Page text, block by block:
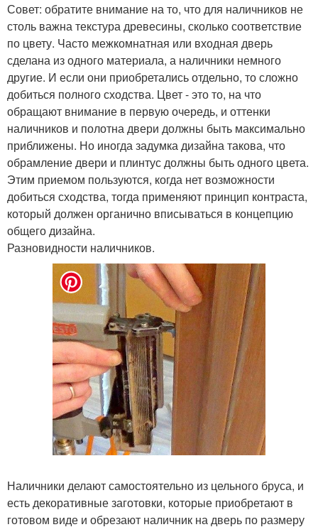
Совет: обратите внимание на то, что для наличников не
столь важна текстура древесины, сколько соответствие
по цвету. Часто межкомнатная или входная дверь
сделана из одного материала, а наличники немного
другие. И если они приобретались отдельно, то сложно
добиться полного сходства. Цвет - это то, на что
обращают внимание в первую очередь, и оттенки
наличников и полотна двери должны быть максимально
приближены. Но иногда задумка дизайна такова, что
обрамление двери и плинтус должны быть одного цвета.
Этим приемом пользуются, когда нет возможности
добиться сходства, тогда применяют принцип контраста,
который должен органично вписываться в концепцию
общего дизайна.
Разновидности наличников.
Наличники делают самостоятельно из цельного бруса, и
есть декоративные заготовки, которые приобретают в
готовом виде и обрезают наличник на дверь по размеру